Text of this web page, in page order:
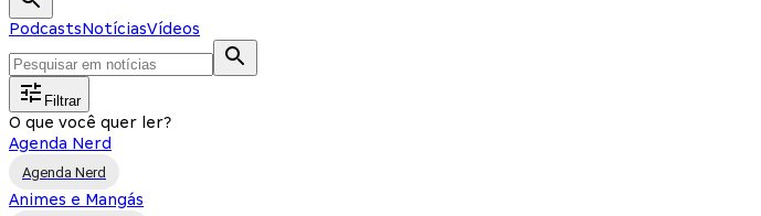
PodcastsNotíciasVídeos
Filtrar
O que você quer ler?
Agenda Nerd
Agenda Nerd
Animes e Mangás